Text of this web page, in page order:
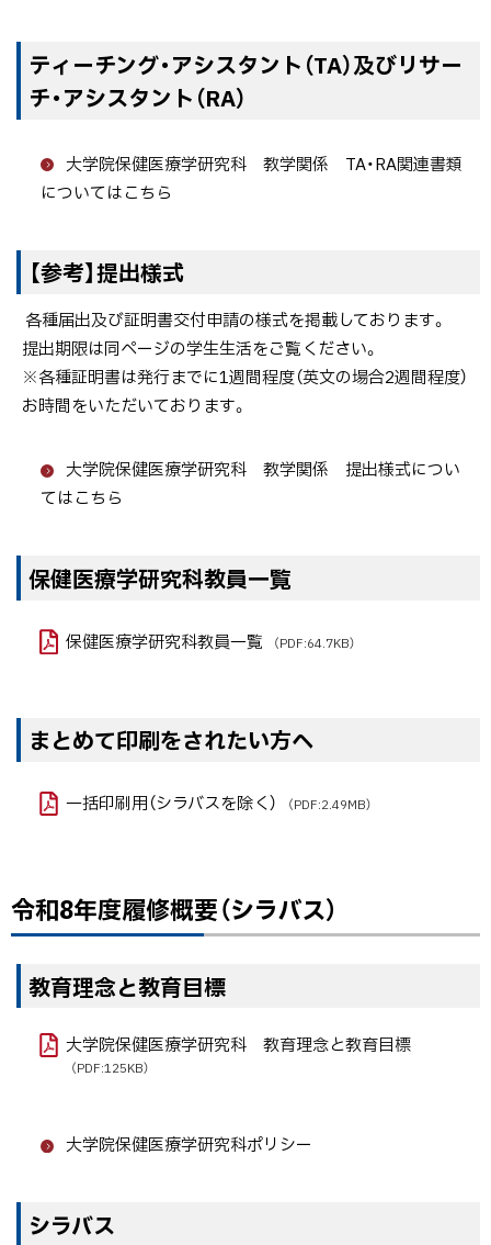
ティーチング・アシスタント（TA）及びリサー
チ・アシスタント（RA）
大学院保健医療学研究科 教学関係 TA・RA関連書類
についてはこちら
【参考】提出様式
各種届出及び証明書交付申請の様式を掲載しております。
提出期限は同ページの学生生活をご覧ください。
※各種証明書は発行までに1週間程度（英文の場合2週間程度）
お時間をいただいております。
大学院保健医療学研究科 教学関係 提出様式につい
てはこちら
保健医療学研究科教員一覧
保健医療学研究科教員一覧 （PDF:64.7KB）
まとめて印刷をされたい方へ
一括印刷用（シラバスを除く） （PDF:2.49MB）
令和8年度履修概要（シラバス）
教育理念と教育目標
大学院保健医療学研究科 教育理念と教育目標
（PDF:125KB）
大学院保健医療学研究科ポリシー
シラバス